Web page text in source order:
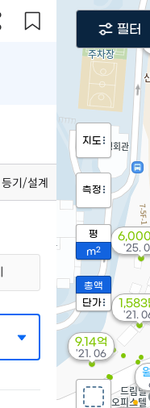
'25.
9.14억
'21. 06
1,583
'21.
지도
측정
평
m2
총액
단가
필터
등기/설계